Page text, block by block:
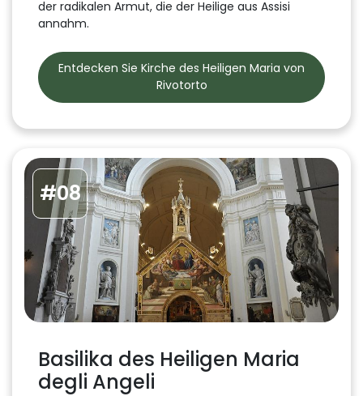
der radikalen Armut, die der Heilige aus Assisi
annahm.
Entdecken Sie Kirche des Heiligen Maria von
Rivotorto
#08
Basilika des Heiligen Maria
degli Angeli